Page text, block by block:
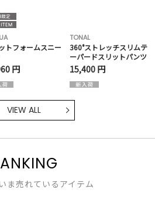
トフォームスニー
円
TONAL
360°ストレッチスリムテ
ーパードスリットパンツ
15,400 円
VIEW ALL
ま売れているアイテム